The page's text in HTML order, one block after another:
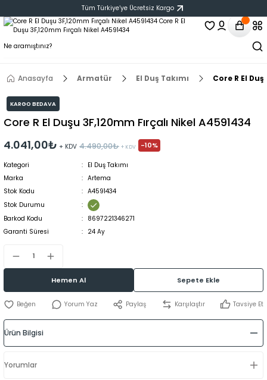
Tüm Türkiye‘ye Ücretsiz Kargo
Anasayfa Armatür El Duş Takımı Core R El
KARGO BEDAVA
Core R El Duşu 3F,120mm Fırçalı Nikel A4591434
4.041,00₺ + KDV 4.490,00₺ + KDV -10%
Kategori
El Duş Takımı
Marka
Artema
Stok Kodu
A4591434
Stok Durumu
Barkod Kodu
8697221346271
Garanti Süresi
24 Ay
Hemen Al Sepete Ekle
Yorum Yaz Paylaş Karşılaştır Tavsiye Et
Ürün Bilgisi
Yorumlar